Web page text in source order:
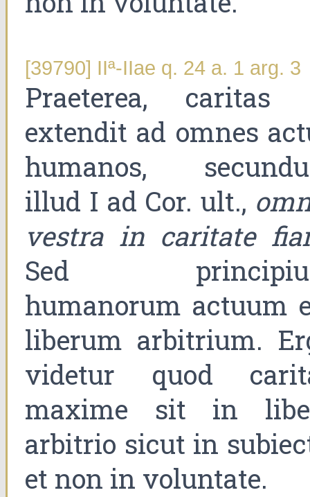
[39790] IIª-IIae q. 24 a. 1 arg. 3
Praeterea, caritas
extendit ad omnes
humanos,
illud I ad Cor. ult.,
vestra in caritate
Sed
humanorum actuum
liberum arbitrium.
videtur quod
maxime sit in
arbitrio sicut in
et non in voluntate.